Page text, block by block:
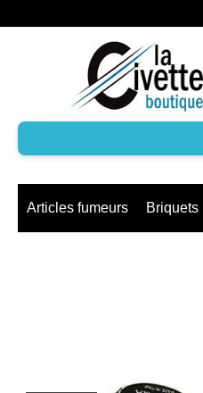
Articles fumeurs Briquets